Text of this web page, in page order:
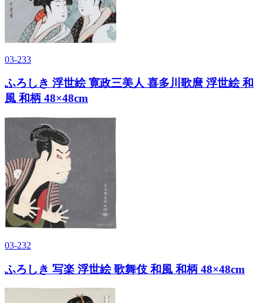
03-233
ふろしき 浮世絵 寛政三美人 喜多川歌麿 浮世絵 和
風 和柄 48×48cm
03-232
ふろしき 写楽 浮世絵 歌舞伎 和風 和柄 48×48cm